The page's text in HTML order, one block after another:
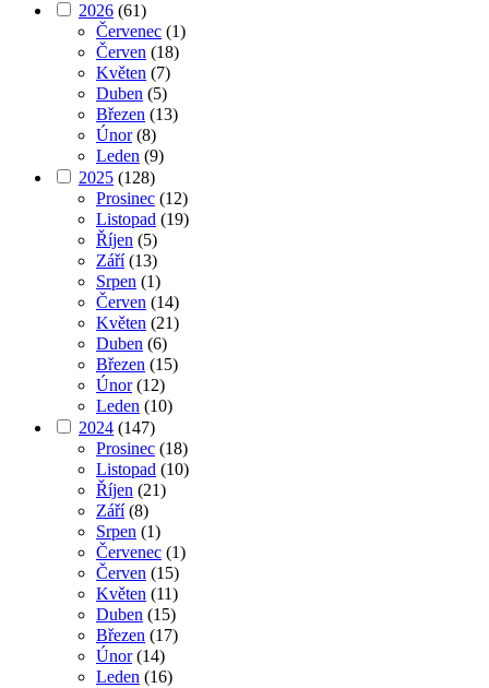
2026 (61)
Červenec (1)
Červen (18)
Květen (7)
Duben (5)
Březen (13)
Únor(8)
Leden (9)
2025 (128)
Prosinec (12)
Listopad (19)
Říjen (5)
Září(13)
Srpen (1)
Červen (14)
Květen (21)
Duben (6)
Březen (15)
Únor(12)
Leden (10)
2024 (147)
Prosinec (18)
Listopad (10)
Říjen (21)
Září(8)
Srpen (1)
Červenec (1)
Červen (15)
Květen (11)
Duben (15)
Březen (17)
Únor(14)
Leden (16)